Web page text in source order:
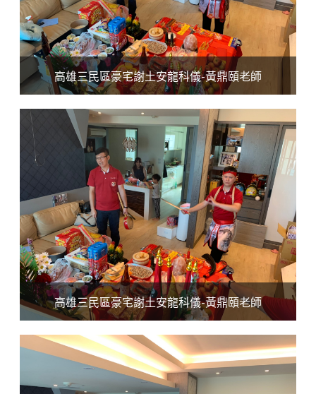
高雄三民區豪宅謝土安龍科儀-黃鼎頤老師
高雄三民區豪宅謝土安龍科儀-黃鼎頤老師